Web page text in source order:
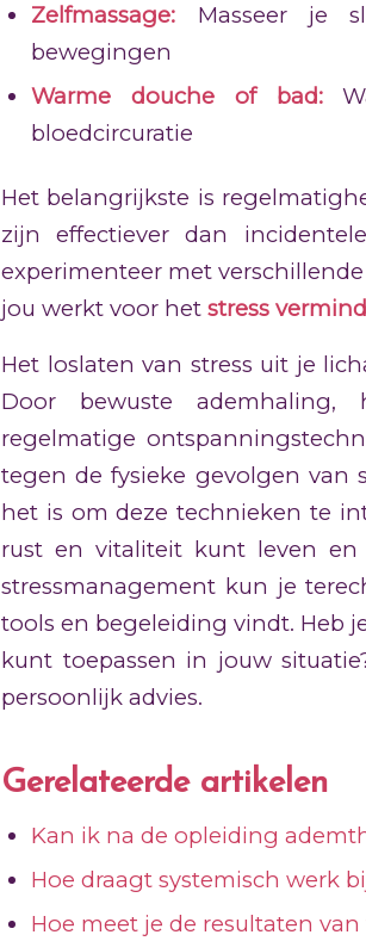
Zelfmassage: Masseer je
bewegingen
Warme douche of bad:
bloedcircuratie
Het belangrijkste is
zijn effectiever dan
experimenteer met
jou werkt voor het stress
Het loslaten van stress uit je
Door bewuste ademhaling,
regelmatige
tegen de fysieke gevolgen van
het is om deze technieken te
rust en vitaliteit kunt leven en
stressmanagement kun je
tools en begeleiding vindt. Heb
kunt toepassen in jouw
persoonlijk advies.
Gerelateerde artikelen
Kan ik na de opleiding
Hoe draagt systemisch werk
Hoe meet je de resultaten